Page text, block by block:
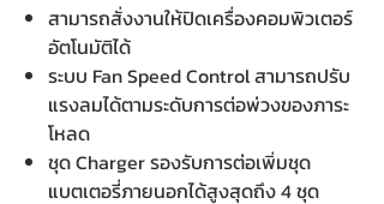
สามารถสั่งงานให้ปิดเครื่องคอมพิวเตอร์
อัตโนมัติได้
ระบบ Fan Speed Control สามารถปรับ
แรงลมได้ตามระดับการต่อพ่วงของภาระ
โหลด
ชุด Charger รองรับการต่อเพิ่มชุด
แบตเตอรี่ภายนอกได้สูงสุดถึง 4 ชุด